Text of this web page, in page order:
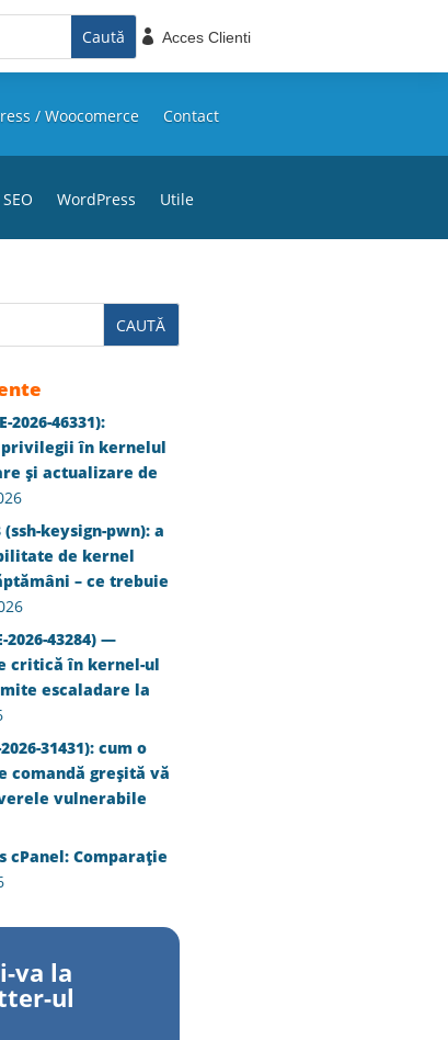
 Acces Clienti
/ Woocomerce Contact
SEO WordPress Utile
2026-46331):
privilegii în kernelul
și actualizare de
(ssh-keysign-pwn): a
de kernel
– ce trebuie
2026-43284) —
critică în kernel-ul
escaladare la
31431): cum o
comandă greșită vă
vulnerabile
cPanel: Comparație
va la
ul